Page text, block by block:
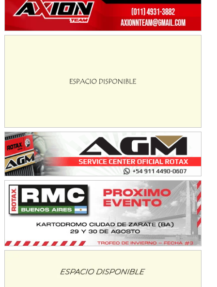
KDO - F6
Ciudad de Trenque Lauquen (Asfalto)
Trenque Lauquen (Buenos Aires)
PATAGONICO - F6
Moto Club Reginense (Tierra)
Gral. E. Godoy (Río Negro)
CSK - F7
Juventud Unida (Tierra)
Humboldt (Santa Fe)
NORESTE SANTAFESINO - F6
Ciudad de Avellaneda (Asfalto)
SUR SANTAFESINO - F4
José Samuel Sánchez (Tierra)